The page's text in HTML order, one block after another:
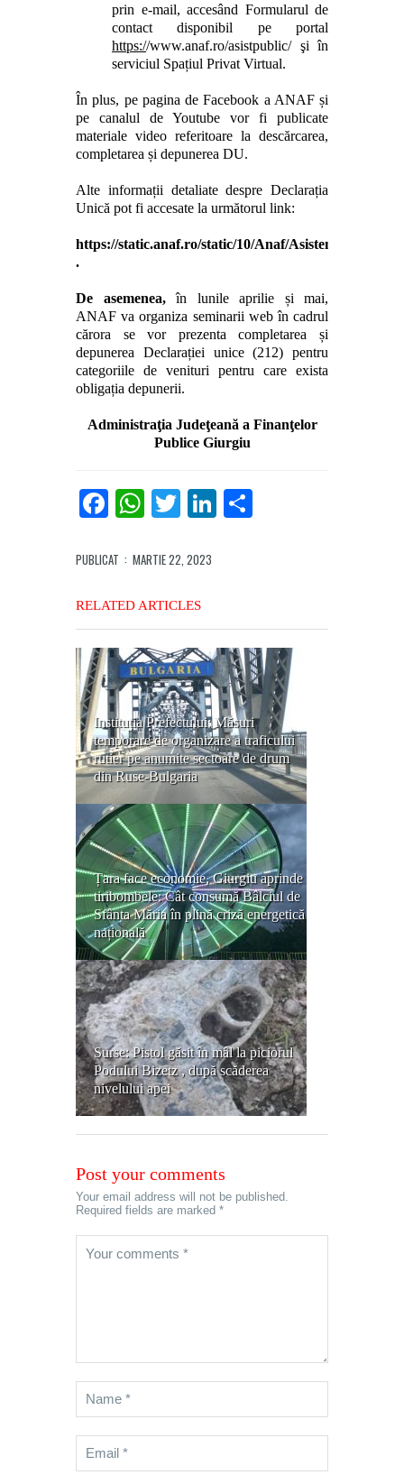
prin e-mail, accesând Formularul de
contact disponibil pe
portal
https://www.anaf.ro/asistpublic/ şi în
serviciul Spațiul Privat Virtual.
În plus, pe pagina de Facebook a ANAF și
pe canalul de Youtube vor fi publicate
materiale video referitoare la descărcarea,
completarea și depunerea DU.
Alte informații detaliate despre Declarația
Unică pot fi accesate la următorul link:
https://static.anaf.ro/static/10/Anaf/
.
De asemenea,în lunile aprilie și mai,
ANAF va organiza seminarii web în cadrul
cărora se vor prezenta completarea și
depunerea Declarației unice (212) pentru
categoriile de venituri pentru care exista
obligația depunerii.
Administraţia Judeţeană a Finanţelor
Publice Giurgiu
Facebook
WhatsApp
TwitterLinkedIn
PUBLICAT : MARTIE 22, 2023
RELATED ARTICLES
Instituția Prefectului: Măsuri
temporare de organizare a traficului
rutier pe anumite sectoare de drum
din Ruse-Bulgaria
Țara face economie, Giurgiu aprinde
tiribombele: Cât consumă Bâlciul de
Sfânta Măria în plină criză energetică
națională
Surse: Pistol găsit în mâl la piciorul
Podului Bizetz , după scăderea
nivelului apei
Post your comments
Your email address will not be published.
Required fields are marked *